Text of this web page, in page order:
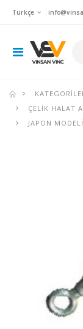
Türkçe
ÇELIK HALAT
JAPON